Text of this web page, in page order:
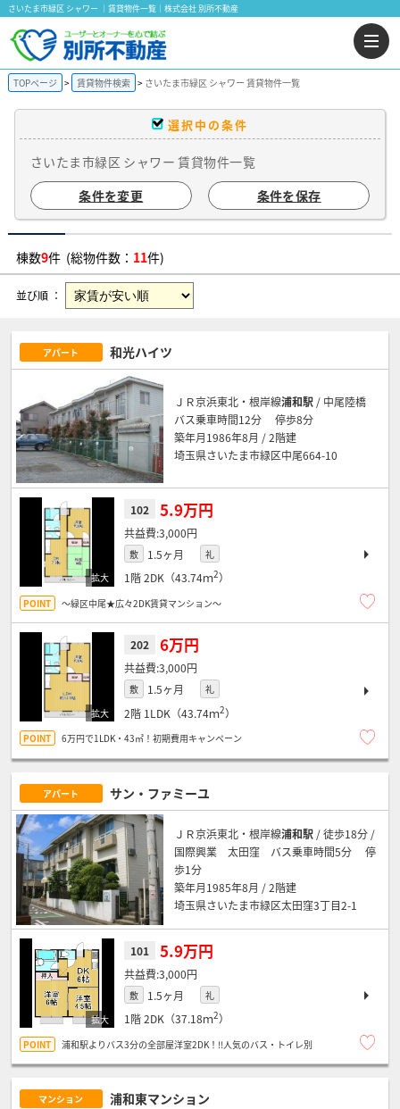
さいたま市緑区 シャワー ｜賃貸物件一覧｜株式会社 別所不動産
TOPページ 賃貸物件検索 さいたま市緑区 シャワー 賃貸物件一覧
選択中の条件
さいたま市緑区 シャワー 賃貸物件一覧
条件を変更
条件を保存
棟数9件 (総物件数： 11件)
並び順 ：
アパート 和光ハイツ
ＪＲ京浜東北・根岸線浦和駅 / 中尾陸橋
バス乗車時間12分 停歩8分
築年月1986年8月 / 2階建
埼玉県さいたま市緑区中尾664-10
102 5.9万円
3,000円
敷 1.5ヶ月 礼
1階2DK（43.74ｍ2）
～緑区中尾★広々2DK賃貸マンション～
202 6万円
3,000円
敷 1.5ヶ月 礼
2階 1LDK（43.74ｍ2）
6万円で1LDK・43㎡！初期費用キャンペーン
アパート サン・ファミーユ
ＪＲ京浜東北・根岸線浦和駅 / 徒歩18分 /
国際興業 太田窪 バス乗車時間5分 停
歩1分
築年月1985年8月 / 2階建
埼玉県さいたま市緑区太田窪3丁目2-1
101 5.9万円
3,000円
敷 1.5ヶ月 礼
1階2DK（37.18ｍ2）
浦和駅よりバス3分の全部屋洋室2DK！!!人気のバス・トイレ別
マンション 浦和東マンション